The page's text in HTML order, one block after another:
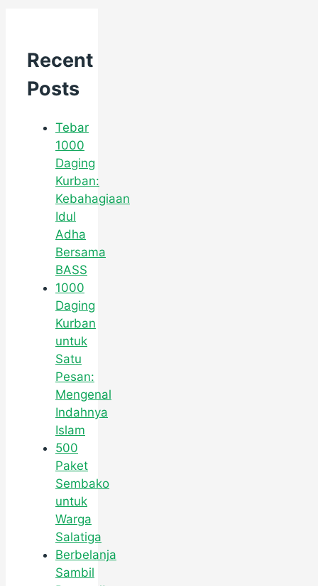
Recent
Posts
Tebar
1000
Daging
Kurban:
Kebahagiaan
Idul
Adha
Bersama
BASS
1000
Daging
Kurban
untuk
Satu
Pesan:
Mengenal
Indahnya
Islam
500
Paket
Sembako
untuk
Warga
Salatiga
Berbelanja
Sambil